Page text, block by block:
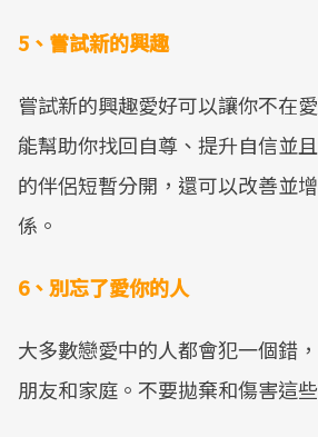
5、嘗試新的興趣
嘗試新的興趣愛好可以讓你不在
能幫助你找回自尊、提升自信並
的伴侶短暫分開，還可以改善並
係。
6、別忘了愛你的人
大多數戀愛中的人都會犯一個錯
朋友和家庭。不要拋棄和傷害這